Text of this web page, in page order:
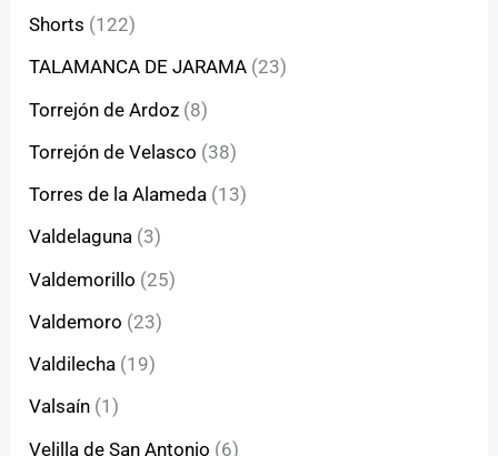
Shorts (122)
TALAMANCA DE JARAMA (23)
Torrejón de Ardoz (8)
Torrejón de Velasco (38)
Torres de la Alameda (13)
Valdelaguna (3)
Valdemorillo (25)
Valdemoro (23)
Valdilecha (19)
Valsaín (1)
Velilla de San Antonio (6)